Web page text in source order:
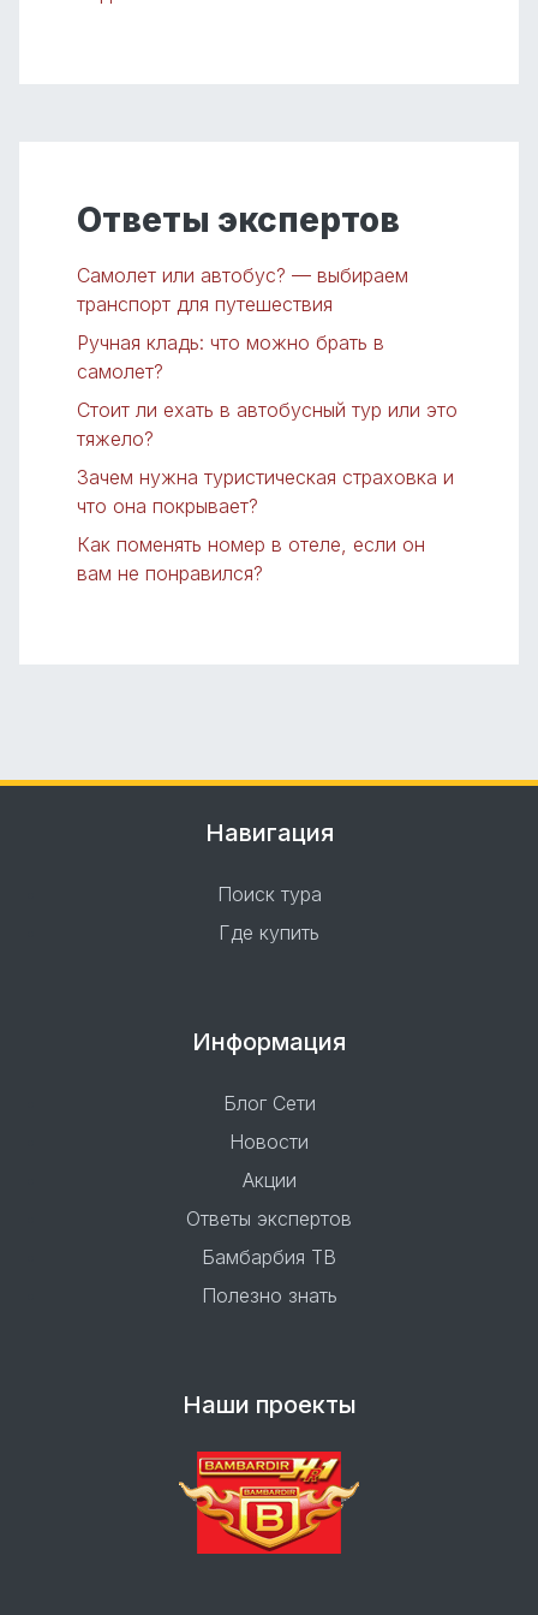
Ответы экспертов
Самолет или автобус? — выбираем
транспорт для путешествия
Ручная кладь: что можно брать в
самолет?
Стоит ли ехать в автобусный тур или это
тяжело?
Зачем нужна туристическая страховка и
что она покрывает?
Как поменять номер в отеле, если он
вам не понравился?
Навигация
Поиск тура
Где купить
Информация
Блог Сети
Новости
Акции
Ответы экспертов
Бамбарбия ТВ
Полезно знать
Наши проекты